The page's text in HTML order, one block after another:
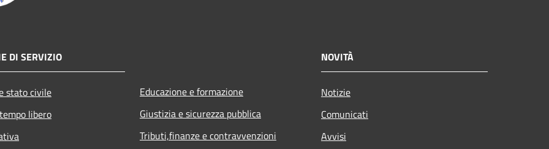
DI SERVIZIO
stato civile
libero
Educazione e formazione
Giustizia e sicurezza pubblica
Tributi,finanze e contravvenzioni
NOVITÀ
Notizie
Comunicati
Avvisi